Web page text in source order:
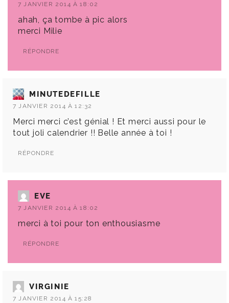
7 JANVIER 2014 À 18:02
ahah, ça tombe à pic alors
merci Milie
RÉPONDRE
MINUTEDEFILLE
7 JANVIER 2014 À 12:32
Merci merci c’est génial ! Et merci aussi pour le
tout joli calendrier !! Belle année à toi !
RÉPONDRE
EVE
7 JANVIER 2014 À 18:02
merci à toi pour ton enthousiasme
RÉPONDRE
VIRGINIE
7 JANVIER 2014 À 15:28